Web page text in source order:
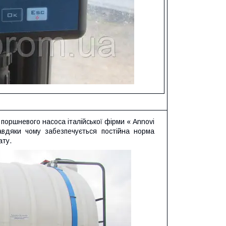
насоса італійської фірми « Annovi
чому забезпечується постійна норма